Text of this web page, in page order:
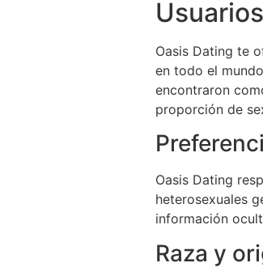
Oasis Dating te
en todo el
encontraron
proporción de
Oasis Dating
heterosexuales
información
Raza y